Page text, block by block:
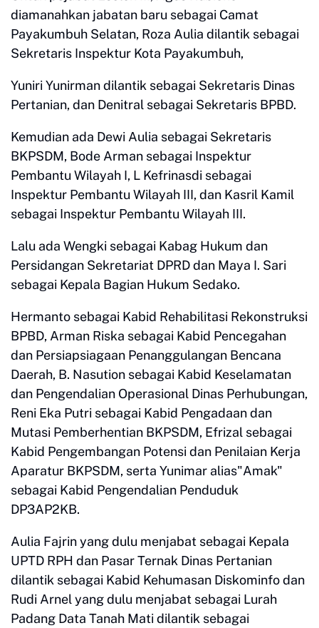
diamanahkan jabatan baru sebagai Camat
Payakumbuh Selatan, Roza Aulia dilantik sebagai
Sekretaris Inspektur Kota Payakumbuh,
Yuniri Yunirman dilantik sebagai Sekretaris Dinas
Pertanian, dan Denitral sebagai Sekretaris BPBD.
Kemudian ada Dewi Aulia sebagai Sekretaris
BKPSDM, Bode Arman sebagai Inspektur
Pembantu Wilayah I, L Kefrinasdi sebagai
Inspektur Pembantu Wilayah III, dan Kasril Kamil
sebagai Inspektur Pembantu Wilayah III.
Lalu ada Wengki sebagai Kabag Hukum dan
Persidangan Sekretariat DPRD dan Maya I. Sari
sebagai Kepala Bagian Hukum Sedako.
Hermanto sebagai Kabid Rehabilitasi Rekonstruksi
BPBD, Arman Riska sebagai Kabid Pencegahan
dan Persiapsiagaan Penanggulangan Bencana
Daerah, B. Nasution sebagai Kabid Keselamatan
dan Pengendalian Operasional Dinas Perhubungan,
Reni Eka Putri sebagai Kabid Pengadaan dan
Mutasi Pemberhentian BKPSDM, Efrizal sebagai
Kabid Pengembangan Potensi dan Penilaian Kerja
Aparatur BKPSDM, serta Yunimar alias"Amak"
sebagai Kabid Pengendalian Penduduk
DP3AP2KB.
Aulia Fajrin yang dulu menjabat sebagai Kepala
UPTD RPH dan Pasar Ternak Dinas Pertanian
dilantik sebagai Kabid Kehumasan Diskominfo dan
Rudi Arnel yang dulu menjabat sebagai Lurah
Padang Data Tanah Mati dilantik sebagai